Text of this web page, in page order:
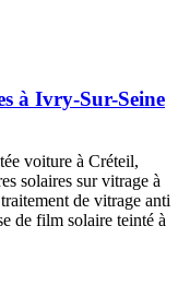
à Ivry-Sur-Seine
voiture à Créteil,
solaires sur vitrage à
de vitrage anti
de film solaire teinté à